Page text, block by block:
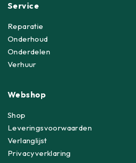
Service
Reparatie
Onderhoud
Onderdelen
Verhuur
Webshop
Shop
Leveringsvoorwaarden
Verlanglijst
Privacyverklaring